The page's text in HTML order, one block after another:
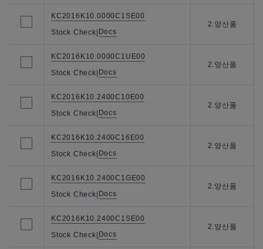
KC2016K10.0000C1SE00
Stock Check| Docs
2.양산품
KC2016K10.0000C1UE00
Stock Check| Docs
2.양산품
KC2016K10.2400C10E00
Stock Check| Docs
2.양산품
KC2016K10.2400C16E00
Stock Check| Docs
2.양산품
KC2016K10.2400C1GE00
Stock Check| Docs
2.양산품
KC2016K10.2400C1SE00
Stock Check| Docs
2.양산품